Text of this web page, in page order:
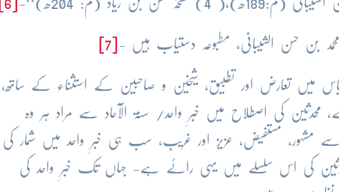
بن حسن الشیبانی، مطبوعہ دستیاب ہیں -
میں تعارض اور تطبیق، شیخین و صاحبین کے استثناء کے ساتھ،
محدثین کی اصطلاح میں خبرِ واحد/ سنۃ الآحاد سے مراد ہر وہ
مشہور، مستفیض، عزیز اور غریب، سب ہی خبرِ واحد میں شمار کی
محدثین کی اس سلسلے میں یہی رائے ہے- جہاں تک خبرِ واحد کی